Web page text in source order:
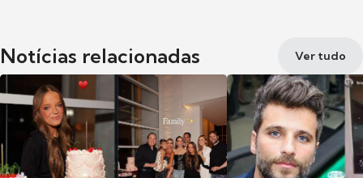
Notícias relacionadas Ver tudo